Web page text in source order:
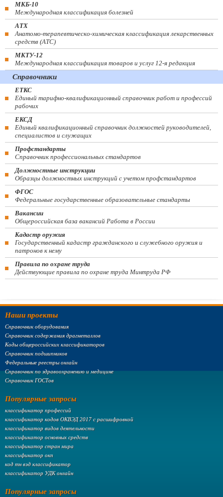
МКБ-10
Международная классификация болезней
АТХ
Анатомо-терапевтическо-химическая классификация лекарственных
средств (ATC)
МКТУ-12
Международная классификация товаров и услуг 12-я редакция
Справочники
ЕТКС
Единый тарифно-квалификационный справочник работ и профессий
рабочих
ЕКСД
Единый квалификационный справочник должностей руководителей,
специалистов и служащих
Профстандарты
Справочник профессиональных стандартов
Должностные инструкции
Образцы должностных инструкций с учетом профстандартов
ФГОС
Федеральные государственные образовательные стандарты
Вакансии
Общероссийская база вакансий Работа в России
Кадастр оружия
Государственный кадастр гражданского и служебного оружия и
патронов к нему
Правила по охране труда
Действующие правила по охране труда Минтруда РФ
Наши проекты
Справочник оборудования
Справочник содержания драгметаллов
Коды общероссийских классификаторов
Справочник подшипников
Федеральные реестры онлайн
Справочник по здравоохранению и медицине
Справочник ГОСТов
Популярные запросы
классификатор профессий
классификатор кодов ОКВЭД 2017 с расшифровкой
классификатор видов деятельности
классификатор основных средств
классификатор стран мира
классификатор окп
код тн вэд классификатор
классификатор УДК онлайн
Популярные запросы